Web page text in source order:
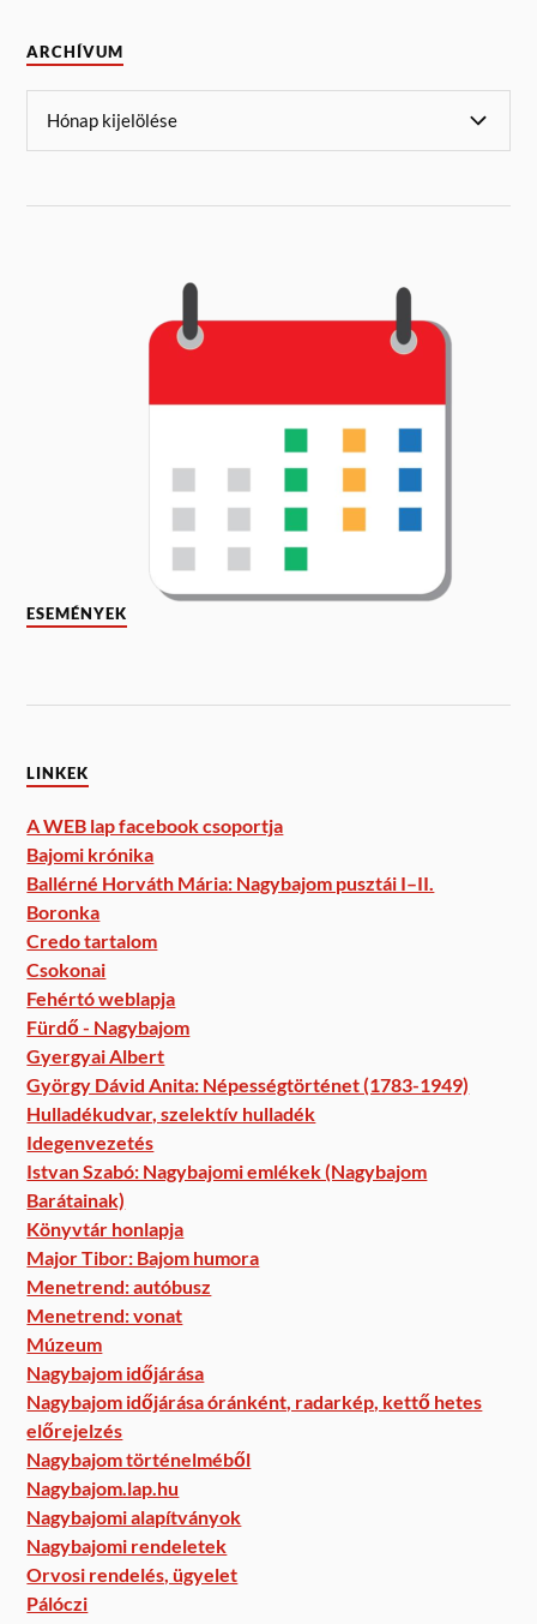
ARCHÍVUM
ESEMÉNYEK
LINKEK
A WEB lap facebook csoportja
Bajomi krónika
Ballérné Horváth Mária: Nagybajom pusztái I–II.
Boronka
Credo tartalom
Csokonai
Fehértó weblapja
Fürdő - Nagybajom
Gyergyai Albert
György Dávid Anita: Népességtörténet (1783-1949)
Hulladékudvar, szelektív hulladék
Idegenvezetés
Istvan Szabó: Nagybajomi emlékek (Nagybajom
Barátainak)
Könyvtár honlapja
Major Tibor: Bajom humora
Menetrend: autóbusz
Menetrend: vonat
Múzeum
Nagybajom időjárása
Nagybajom időjárása óránként, radarkép, kettő hetes
előrejelzés
Nagybajom történelméből
Nagybajom.lap.hu
Nagybajomi alapítványok
Nagybajomi rendeletek
Orvosi rendelés, ügyelet
Pálóczi